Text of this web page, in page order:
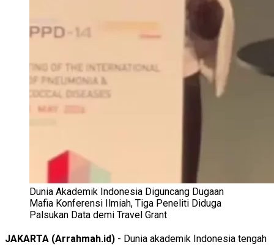
Dunia Akademik Indonesia Diguncang Dugaan
Mafia Konferensi Ilmiah, Tiga Peneliti Diduga
Palsukan Data demi Travel Grant
JAKARTA (Arrahmah.id) - Dunia akademik Indonesia tengah